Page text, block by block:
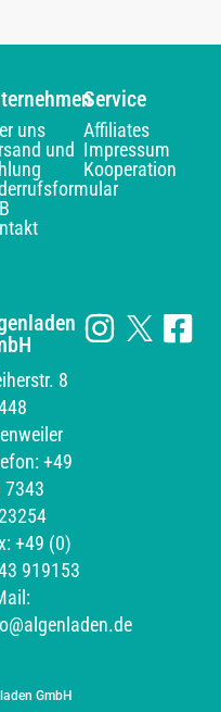
uns
und
Service
Affiliates
Impressum
Kooperation
8
+49
7343
+49 (0)
919153
GmbH